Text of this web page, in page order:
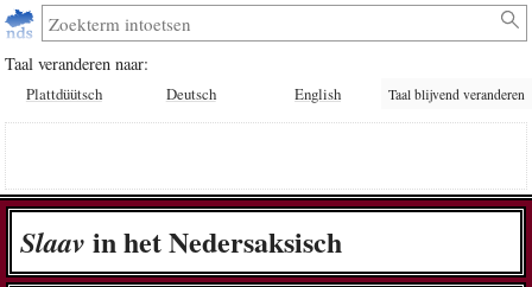
Taal veranderen naar:
Plattdüütsch Deutsch English Taal blijvend veranderen
Slaav in het Nedersaksisch